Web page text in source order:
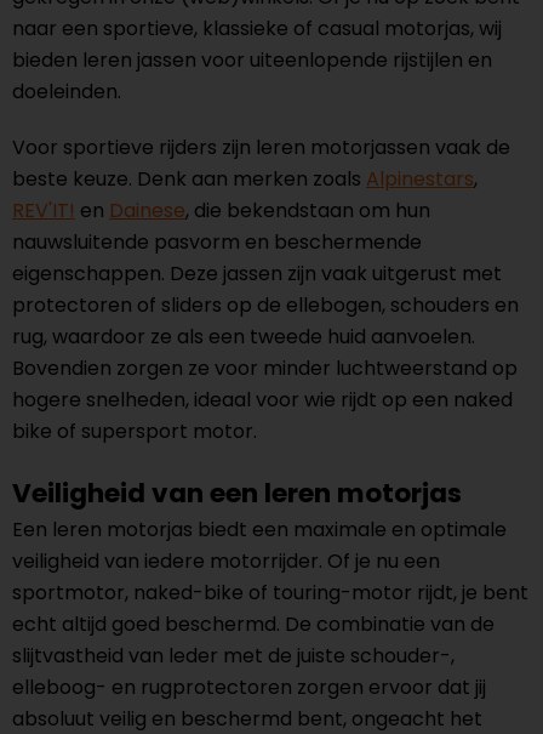
naar een sportieve, klassieke of casual motorjas, wij
bieden leren jassen voor uiteenlopende rijstijlen en
doeleinden.
Voor sportieve rijders zijn leren motorjassen vaak de
beste keuze. Denk aan merken zoals Alpinestars,
REV'IT! en Dainese, die bekendstaan om hun
nauwsluitende pasvorm en beschermende
eigenschappen. Deze jassen zijn vaak uitgerust met
protectoren of sliders op de ellebogen, schouders en
rug, waardoor ze als een tweede huid aanvoelen.
Bovendien zorgen ze voor minder luchtweerstand op
hogere snelheden, ideaal voor wie rijdt op een naked
bike of supersport motor.
Veiligheid van een leren motorjas
Een leren motorjas biedt een maximale en optimale
veiligheid van iedere motorrijder. Of je nu een
sportmotor, naked-bike of touring-motor rijdt, je bent
echt altijd goed beschermd. De combinatie van de
slijtvastheid van leder met de juiste schouder-,
elleboog- en rugprotectoren zorgen ervoor dat jij
absoluut veilig en beschermd bent, ongeacht het